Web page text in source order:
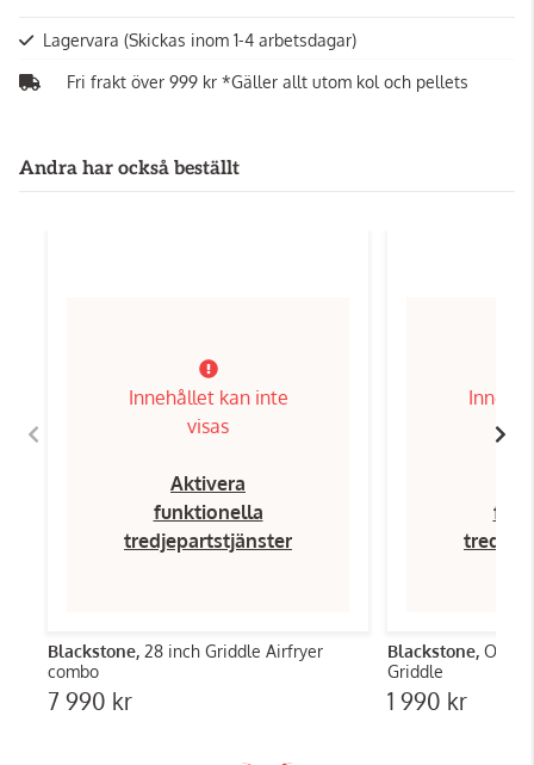
Lagervara (Skickas inom 1-4 arbetsdagar)
Fri frakt över 999 kr *Gäller allt utom kol och pellets
Andra har också beställt
Innehållet kan inte
visas
Aktivera
funktionella
tredjepartstjänster
Blackstone, 28 inch Griddle Airfryer
combo
7 990 kr
Blackstone,
Griddle
1 990 kr